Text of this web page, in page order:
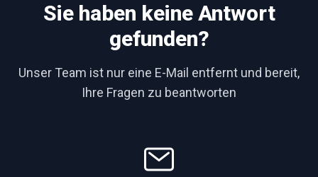
Sie haben keine Antwort
gefunden?
Unser Team ist nur eine E-Mail entfernt und bereit,
Ihre Fragen zu beantworten